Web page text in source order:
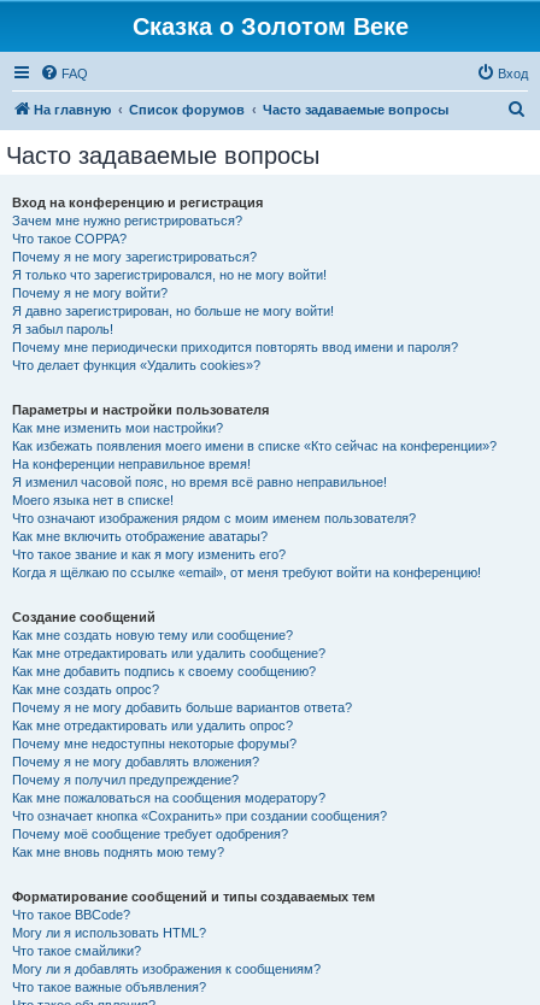
Сказка о Золотом Веке
FAQ Вход
На главную Список форумов Часто задаваемые вопросы
Часто задаваемые вопросы
Вход на конференцию и регистрация
Зачем мне нужно регистрироваться?
Что такое COPPA?
Почему я не могу зарегистрироваться?
Я только что зарегистрировался, но не могу войти!
Почему я не могу войти?
Я давно зарегистрирован, но больше не могу войти!
Я забыл пароль!
Почему мне периодически приходится повторять ввод имени и пароля?
Что делает функция «Удалить cookies»?
Параметры и настройки пользователя
Как мне изменить мои настройки?
Как избежать появления моего имени в списке «Кто сейчас на конференции»?
На конференции неправильное время!
Я изменил часовой пояс, но время всё равно неправильное!
Моего языка нет в списке!
Что означают изображения рядом с моим именем пользователя?
Как мне включить отображение аватары?
Что такое звание и как я могу изменить его?
Когда я щёлкаю по ссылке «email», от меня требуют войти на конференцию!
Создание сообщений
Как мне создать новую тему или сообщение?
Как мне отредактировать или удалить сообщение?
Как мне добавить подпись к своему сообщению?
Как мне создать опрос?
Почему я не могу добавить больше вариантов ответа?
Как мне отредактировать или удалить опрос?
Почему мне недоступны некоторые форумы?
Почему я не могу добавлять вложения?
Почему я получил предупреждение?
Как мне пожаловаться на сообщения модератору?
Что означает кнопка «Сохранить» при создании сообщения?
Почему моё сообщение требует одобрения?
Как мне вновь поднять мою тему?
Форматирование сообщений и типы создаваемых тем
Что такое BBCode?
Могу ли я использовать HTML?
Что такое смайлики?
Могу ли я добавлять изображения к сообщениям?
Что такое важные объявления?